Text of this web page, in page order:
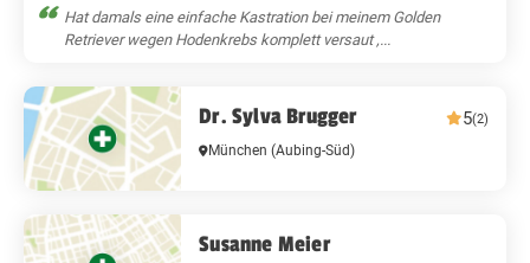
Hat damals eine einfache Kastration bei meinem Golden
Retriever wegen Hodenkrebs komplett versaut ,...
Dr. Sylva Brugger 5(2)
München(Aubing-Süd)
Susanne Meier